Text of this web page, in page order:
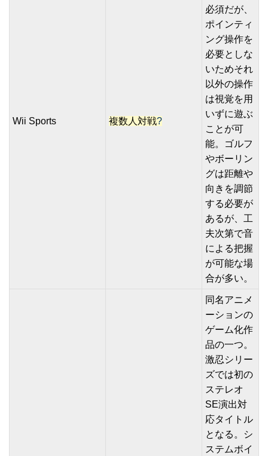
Wii Sports 複数人対戦?
必須だが、
ポインティ
ング操作を
必要としな
いためそれ
以外の操作
は視覚を用
いずに遊ぶ
ことが可
能。ゴルフ
やボーリン
グは距離や
向きを調節
する必要が
あるが、工
夫次第で音
による把握
が可能な場
合が多い。
同名アニメ
ーションの
ゲーム化作
品の一つ。
激忍シリー
ズでは初の
ステレオ
SE演出対
応タイトル
となる。シ
ステムボイ